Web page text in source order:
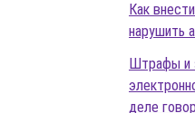
Как
нарушить
Штрафы и
деле